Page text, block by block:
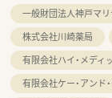
一般財団法人神戸マ
株式会社川崎薬局
有限会社ハイ・メディ
有限会社ケー・アンド